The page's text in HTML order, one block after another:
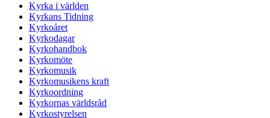
Kyrka i världen
Kyrkans Tidning
Kyrkoåret
Kyrkodagar
Kyrkohandbok
Kyrkomöte
Kyrkomusik
Kyrkomusikens kraft
Kyrkoordning
Kyrkornas världsråd
Kyrkostyrelsen